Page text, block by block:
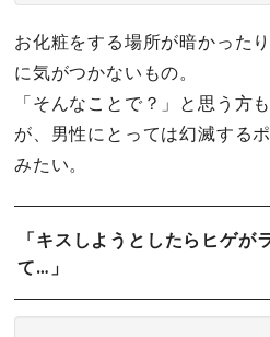
お化粧をする場所が暗かった
に気がつかないもの。
「そんなことで？」と思う方
が、男性にとっては幻滅する
みたい。
「キスしようとしたらヒゲが
て…」